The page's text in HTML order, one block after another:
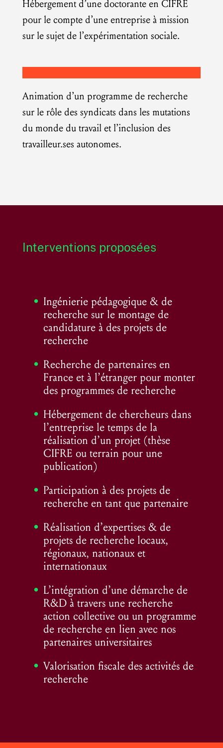
Hébergement d’une doctorante en CIFRE
pour le compte d’une entreprise à mission
sur le sujet de l’expérimentation sociale.
Animation d’un programme de recherche
sur le rôle des syndicats dans les mutations
du monde du travail et l’inclusion des
travailleur.ses autonomes.
Interventions proposées
Ingénierie pédagogique & de
recherche sur le montage de
candidature à des projets de
recherche
Recherche de partenaires en
France et à l’étranger pour monter
des programmes de recherche
Hébergement de chercheurs dans
l’entreprise le temps de la
réalisation d’un projet (thèse
CIFRE ou terrain pour une
publication)
Participation à des projets de
recherche en tant que partenaire
Réalisation d’expertises & de
projets de recherche locaux,
régionaux, nationaux et
internationaux
L’intégration d’une démarche de
R&D à travers une recherche
action collective ou un programme
de recherche en lien avec nos
partenaires universitaires
Valorisation fiscale des activités de
recherche